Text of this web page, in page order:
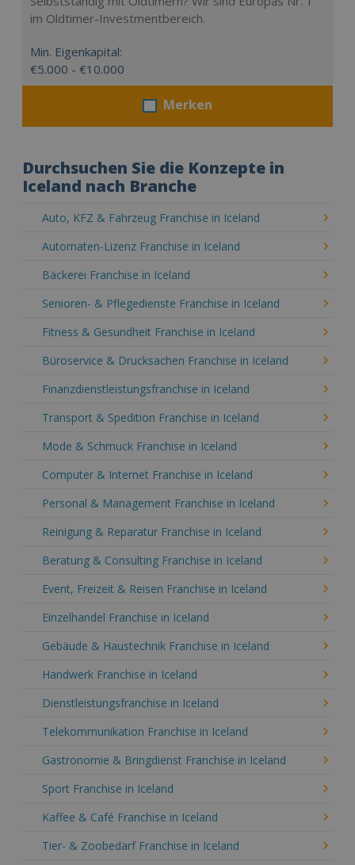
im Oldtimer-Investmentbereich.
Min. Eigenkapital:
€5.000 - €10.000
Merken
Durchsuchen Sie die Konzepte in
Iceland nach Branche
Auto, KFZ & Fahrzeug Franchise in Iceland
Automaten-Lizenz Franchise in Iceland
Bäckerei Franchise in Iceland
Senioren- & Pflegedienste Franchise in Iceland
Fitness & Gesundheit Franchise in Iceland
Büroservice & Drucksachen Franchise in Iceland
Finanzdienstleistungsfranchise in Iceland
Transport & Spedition Franchise in Iceland
Mode & Schmuck Franchise in Iceland
Computer & Internet Franchise in Iceland
Personal & Management Franchise in Iceland
Reinigung & Reparatur Franchise in Iceland
Beratung & Consulting Franchise in Iceland
Event, Freizeit & Reisen Franchise in Iceland
Einzelhandel Franchise in Iceland
Gebäude & Haustechnik Franchise in Iceland
Handwerk Franchise in Iceland
Dienstleistungsfranchise in Iceland
Telekommunikation Franchise in Iceland
Gastronomie & Bringdienst Franchise in Iceland
Sport Franchise in Iceland
Kaffee & Café Franchise in Iceland
Tier- & Zoobedarf Franchise in Iceland